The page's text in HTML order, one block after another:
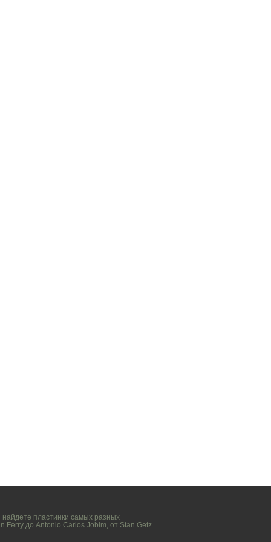
пластинки самых разных
Ferry до Antonio Carlos Jobim, от Stan Getz